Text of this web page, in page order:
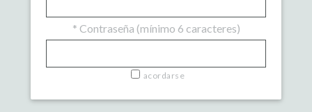
* Contraseña (mínimo 6 caracteres)
acordarse